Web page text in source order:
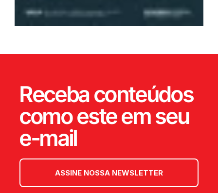
Receba conteúdos
como este em seu
e-mail
ASSINE NOSSA NEWSLETTER